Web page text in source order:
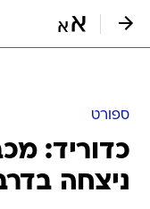
ספורט
כדוריד:
ניצחה